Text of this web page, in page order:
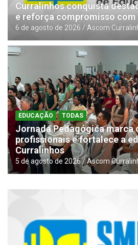
Curralinhos conquista
e reforça compromisso com
6 de agosto de 2026 Ascom
EDUCAÇÃO TODAS
Jornada Pedagógica marca
profissionais e fortalece a
Curralinhos
5 de agosto de 2026 Ascom